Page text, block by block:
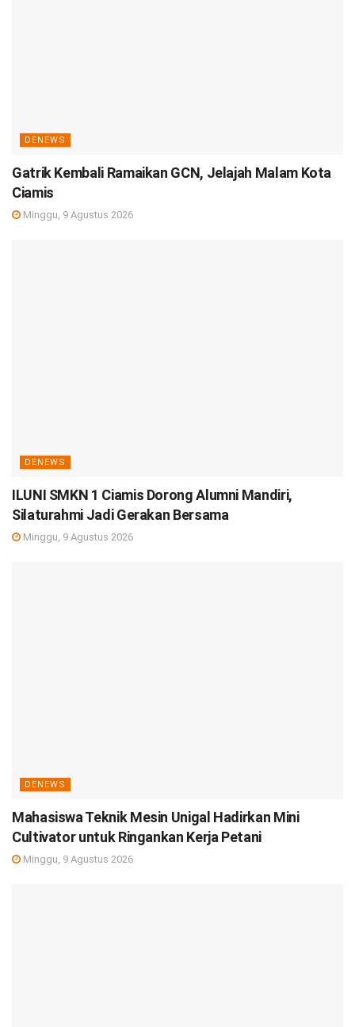
DENEWS
Gatrik Kembali Ramaikan GCN, Jelajah Malam Kota
Ciamis
Minggu, 9 Agustus 2026
DENEWS
ILUNI SMKN 1 Ciamis Dorong Alumni Mandiri,
Silaturahmi Jadi Gerakan Bersama
Minggu, 9 Agustus 2026
DENEWS
Mahasiswa Teknik Mesin Unigal Hadirkan Mini
Cultivator untuk Ringankan Kerja Petani
Minggu, 9 Agustus 2026